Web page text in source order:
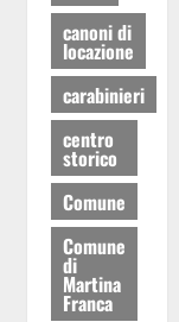
canoni di
locazione
carabinieri
centro
storico
Comune
Comune
di
Martina
Franca